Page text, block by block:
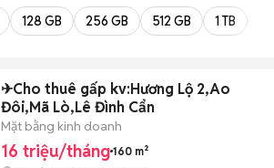
128 GB 256 GB 512 GB 1 TB
✈Cho thuê gấp kv:Hương Lộ 2,Ao
Đôi,Mã Lò,Lê Đình Cẩn
Mặt bằng kinh doanh
16 triệu/tháng 160 m²